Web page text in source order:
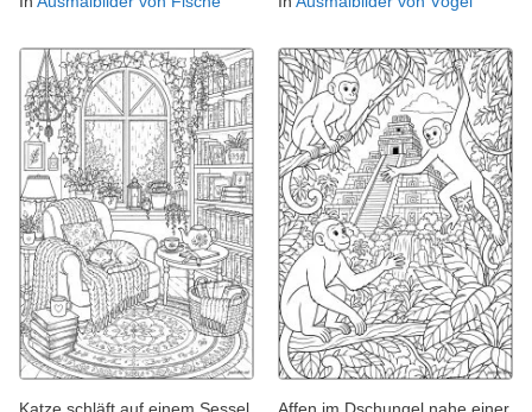
Katze schläft auf einem Sessel
Affen im Dschungel nahe einer